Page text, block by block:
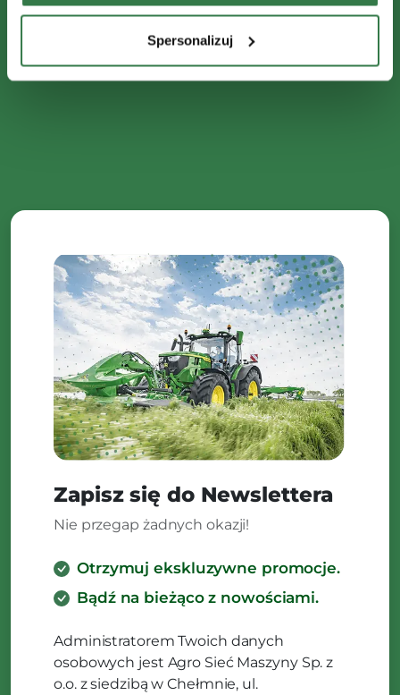
Spersonalizuj
Zapisz się do Newslettera
Nie przegap żadnych okazji!
Otrzymuj ekskluzywne promocje.
Bądź na bieżąco z nowościami.
Administratorem Twoich danych
osobowych jest Agro Sieć Maszyny Sp. z
o.o. z siedzibą w Chełmnie, ul.